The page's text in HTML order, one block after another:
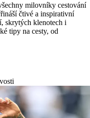
milovníky cestování
čtivé a inspirativní
skrytých klenotech i
tipy na cesty, od